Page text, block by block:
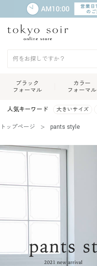
ブラック
フォーマル
カラー
フォーマル
人気キーワード 大きいサイズ
トップページ pants style